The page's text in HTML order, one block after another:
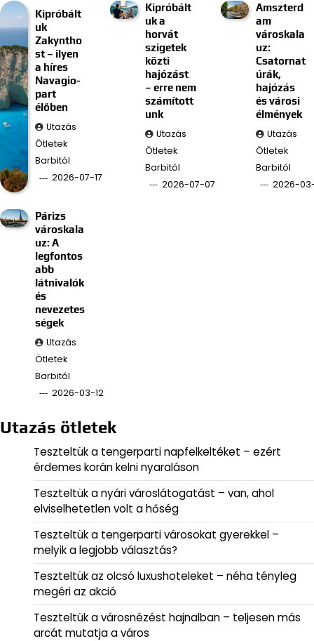
Kipróbált
uk
Zakyntho
st – ilyen
a híres
Navagio-
part
élőben
Utazás
Ötletek
Barbitól
2026-07-17
Kipróbált
uk a
horvát
szigetek
közti
hajózást
– erre nem
számított
unk
Utazás
Ötletek
Barbitól
2026-07-07
Amszterd
am
városkala
uz:
Csatornat
úrák,
hajózás
és városi
élmények
Utazás
Ötletek
Barbitól
2026-
Párizs
városkala
uz: A
legfontos
abb
látnivalók
és
nevezetes
ségek
Utazás
Ötletek
Barbitól
2026-03-12
Utazás ötletek
Teszteltük a tengerparti napfelkeltéket – ezért
érdemes korán kelni nyaraláson
Teszteltük a nyári városlátogatást – van, ahol
elviselhetetlen volt a hőség
Teszteltük a tengerparti városokat gyerekkel –
melyik a legjobb választás?
Teszteltük az olcsó luxushoteleket – néha tényleg
megéri az akció
Teszteltük a városnézést hajnalban – teljesen más
arcát mutatja a város